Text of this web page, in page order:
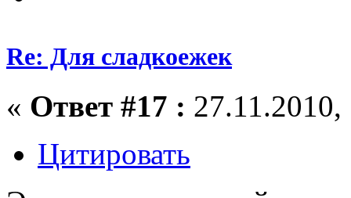
Re: Для сладкоежек
« Ответ #17 :
Цитировать